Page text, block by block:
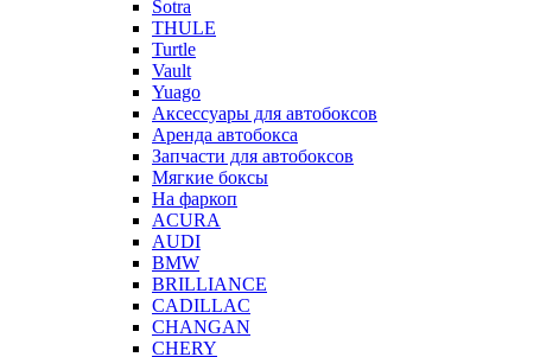
Sotra
THULE
Turtle
Vault
Yuago
Аксессуары для автобоксов
Аренда автобокса
Запчасти для автобоксов
Мягкие боксы
На фаркоп
ACURA
AUDI
BMW
BRILLIANCE
CADILLAC
CHANGAN
CHERY